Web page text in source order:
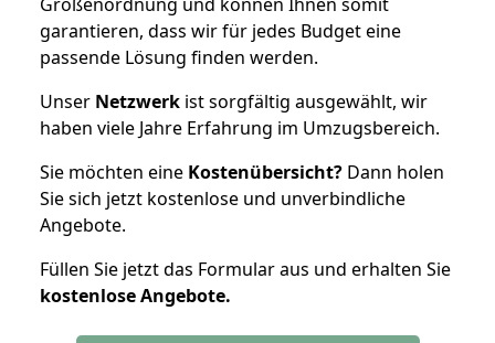
garantieren, dass wir für jedes Budget eine
passende Lösung finden werden.
Unser Netzwerk ist sorgfältig ausgewählt, wir
haben viele Jahre Erfahrung im Umzugsbereich.
Sie möchten eine Kostenübersicht? Dann holen
Sie sich jetzt kostenlose und unverbindliche
Angebote.
Füllen Sie jetzt das Formular aus und erhalten Sie
kostenloseAngebote.